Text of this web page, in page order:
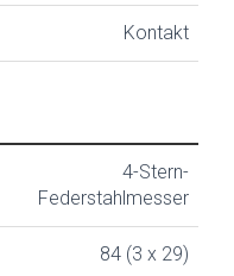
Kontakt
4-Stern-
Federstahlmesser
84 (3 x 29)